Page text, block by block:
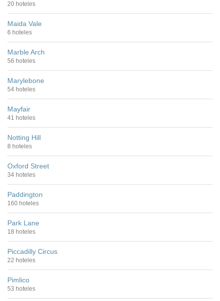
20 hoteles
Maida Vale
6 hoteles
Marble Arch
56 hoteles
Marylebone
54 hoteles
Mayfair
41 hoteles
Notting Hill
8 hoteles
Oxford Street
34 hoteles
Paddington
160 hoteles
Park Lane
18 hoteles
Piccadilly Circus
22 hoteles
Pimlico
53 hoteles